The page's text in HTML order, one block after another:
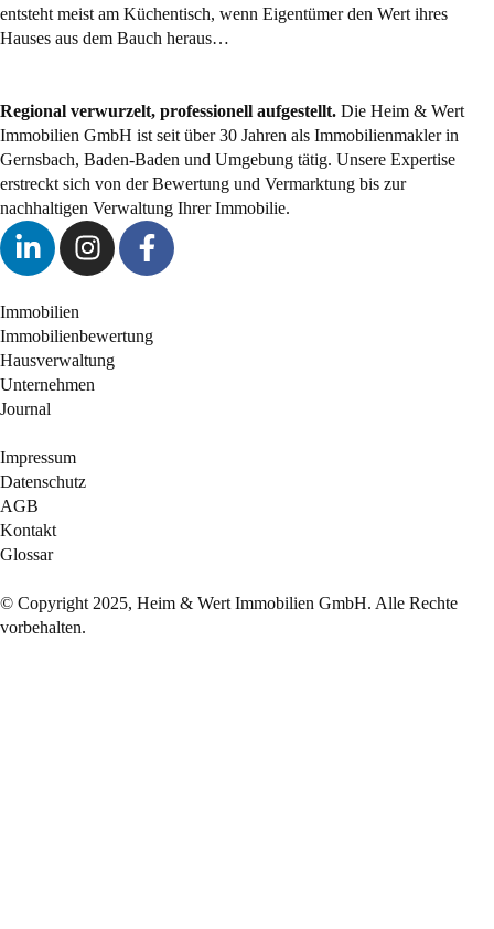
entsteht meist am Küchentisch, wenn Eigentümer den Wert ihres
Hauses aus dem Bauch heraus…
Regional verwurzelt, professionell aufgestellt. Die Heim & Wert
Immobilien GmbH ist seit über 30 Jahren als Immobilienmaklerin
Gernsbach, Baden-Baden und Umgebung tätig. Unsere Expertise
erstreckt sich von der Bewertung und Vermarktung bis zur
nachhaltigen Verwaltung Ihrer Immobilie.
Immobilien
Immobilienbewertung
Hausverwaltung
Unternehmen
Journal
Impressum
Datenschutz
AGB
Kontakt
Glossar
© Copyright 2025, Heim & Wert Immobilien GmbH. Alle Rechte
vorbehalten.